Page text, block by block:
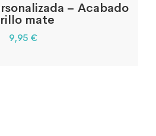
– Acabado
mate
9,95 €